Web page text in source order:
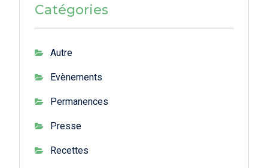
Catégories
Autre
Evènements
Permanences
Presse
Recettes